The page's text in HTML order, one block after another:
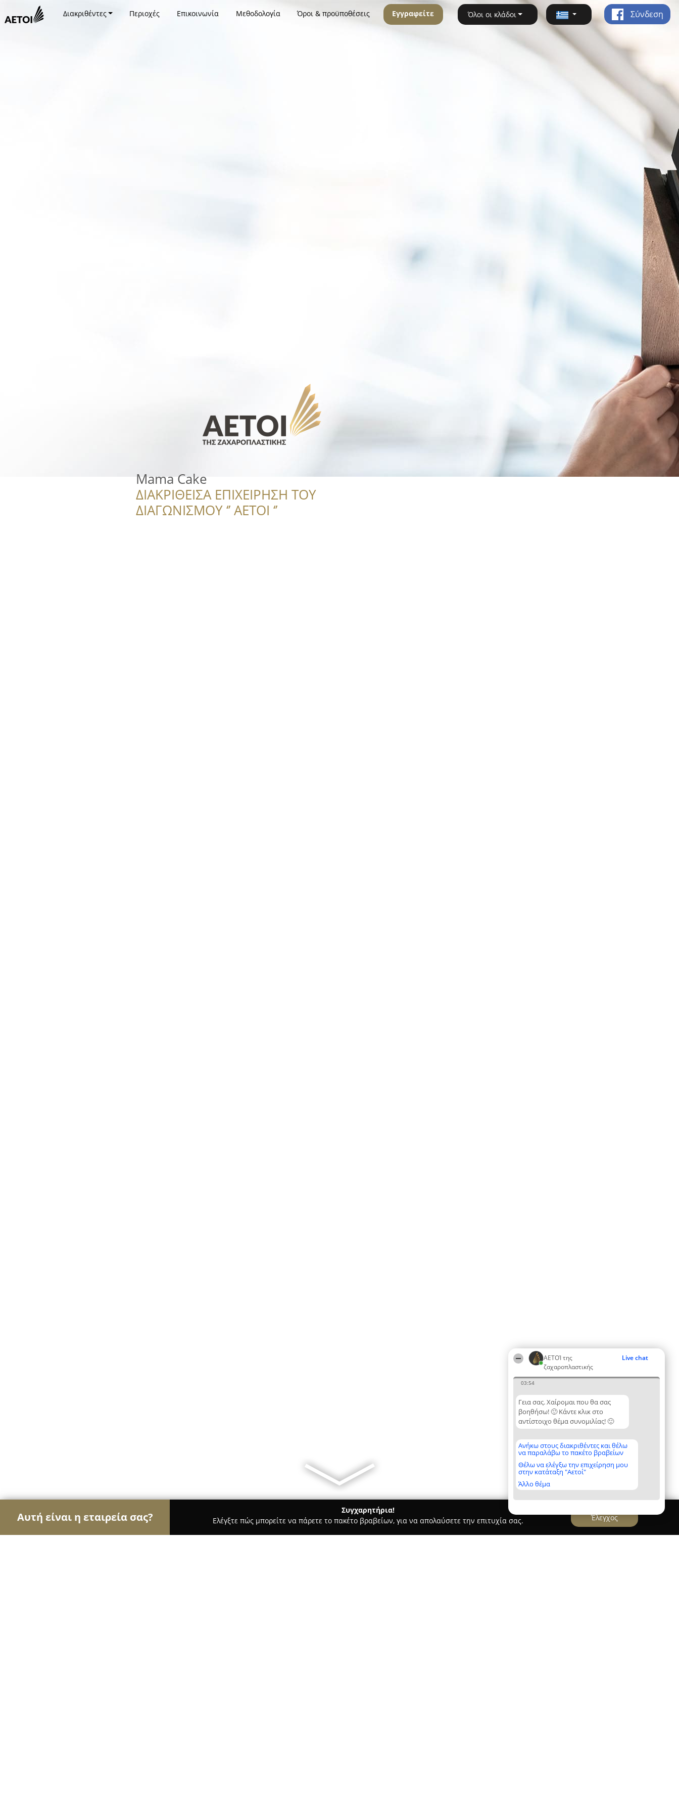
ΑΕΤΟΊ της
ζαχαροπλαστικής
Live chat
03:54
Γεια σας. Χαίρομαι που θα σας
βοηθήσω! 🙂 Κάντε κλικ στο
αντίστοιχο θέμα συνομιλίας! 🙂
Ανήκω στους διακριθέντες και θέλω
να παραλάβω το πακέτο βραβείων
Θέλω να ελέγξω την επιχείρηση μου
στην κατάταξη "Αετοί"
Άλλο θέμα
Διακριθέντες Περιοχές Επικοινωνία Μεθοδολογία Όροι & προϋποθέσεις Εγγραφείτε Όλοι οι κλάδοι Σύνδεση
Mama Cake
ΔΙΑΚΡΙΘΕΙΣΑ ΕΠΙΧΕΙΡΗΣΗ ΤΟΥ
ΔΙΑΓΩΝΙΣΜΟΥ ‘’ ΑΕΤΟΙ ‘’
Αυτή είναι η εταιρεία σας?
Συγχαρητήρια!
Ελέγξτε πώς μπορείτε να πάρετε το πακέτο βραβείων, για να απολαύσετε την επιτυχία σας.
Έλεγχος